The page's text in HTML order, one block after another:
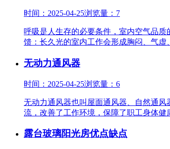
时间：2025-04-25浏览量：7
呼吸是人生存的必要条件，室内空气品
馈：长久光的室内工作会形成胸闷、气虚
无动力通风器
时间：2025-04-25浏览量：6
无动力通风器也叫屋面通风器、自然通
流，改善了工作环境，保障了职工身体健
露台玻璃阳光房优点缺点